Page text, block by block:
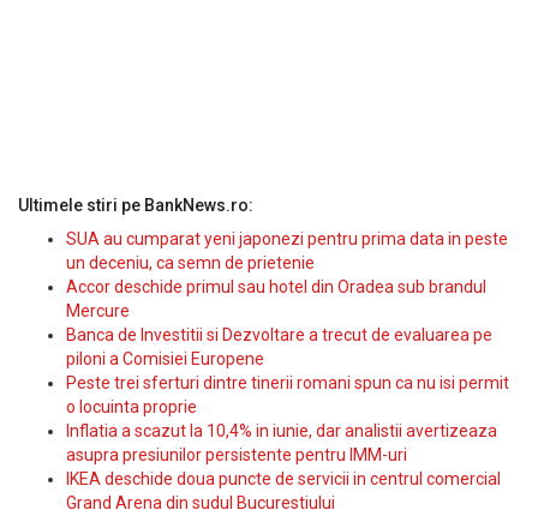
Ultimele stiri pe BankNews.ro:
SUA au cumparat yeni japonezi pentru prima data in peste
un deceniu, ca semn de prietenie
Accor deschide primul sau hotel din Oradea sub brandul
Mercure
Banca de Investitii si Dezvoltare a trecut de evaluarea pe
piloni a Comisiei Europene
Peste trei sferturi dintre tinerii romani spun ca nu isi permit
o locuinta proprie
Inflatia a scazut la 10,4% in iunie, dar analistii avertizeaza
asupra presiunilor persistente pentru IMM-uri
IKEA deschide doua puncte de servicii in centrul comercial
Grand Arena din sudul Bucurestiului